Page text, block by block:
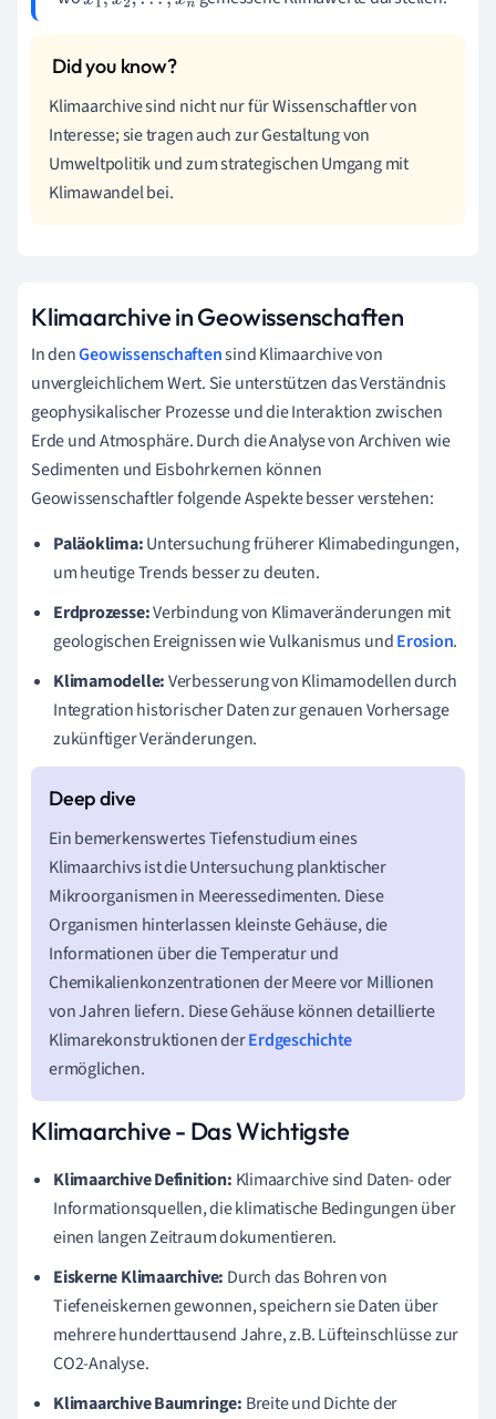
Klimaarchive sind nicht nur für Wissenschaftler von
Interesse; sie tragen auch zur Gestaltung von
Umweltpolitik und zum strategischen Umgang mit
Klimawandel bei.
Klimaarchive in Geowissenschaften
In denGeowissenschaftensind Klimaarchive von
unvergleichlichem Wert. Sie unterstützen das Verständnis
geophysikalischer Prozesse und die Interaktion zwischen
Erde und Atmosphäre. Durch die Analyse von Archiven wie
Sedimenten und Eisbohrkernen können
Geowissenschaftler folgende Aspekte besser verstehen:
Paläoklima:Untersuchung früherer Klimabedingungen,
um heutige Trends besser zu deuten.
Erdprozesse:Verbindung von Klimaveränderungen mit
geologischen Ereignissen wie Vulkanismus undErosion.
Klimamodelle:Verbesserung von Klimamodellen durch
Integration historischer Daten zur genauen Vorhersage
zukünftiger Veränderungen.
Ein bemerkenswertes Tiefenstudium eines
Klimaarchivs ist die Untersuchung planktischer
Mikroorganismen in Meeressedimenten. Diese
Organismen hinterlassen kleinste Gehäuse, die
Informationen über die Temperatur und
Chemikalienkonzentrationen der Meere vor Millionen
von Jahren liefern. Diese Gehäuse können detaillierte
Klimarekonstruktionen derErdgeschichte
ermöglichen.
Klimaarchive - Das Wichtigste
Klimaarchive Definition: Klimaarchive sind Daten- oder
Informationsquellen, die klimatische Bedingungen über
einen langen Zeitraum dokumentieren.
Eiskerne Klimaarchive: Durch das Bohren von
Tiefeneiskernen gewonnen, speichern sie Daten über
mehrere hunderttausend Jahre, z.B. Lüfteinschlüsse zur
CO2-Analyse.
Klimaarchive Baumringe: Breite und Dichte der